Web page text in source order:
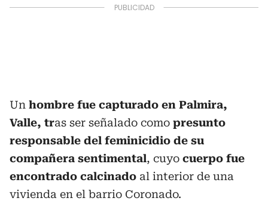
Un hombre fue capturado en Palmira,
Valle, tras ser señalado como presunto
responsable del feminicidio de su
compañera sentimental, cuyo cuerpo fue
encontrado calcinado al interior de una
vivienda en el barrio Coronado.